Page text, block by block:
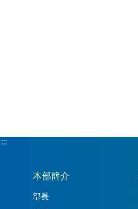
:::
:::
本部簡介
部長